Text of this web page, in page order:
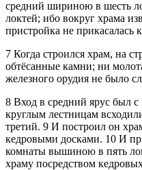
средний шириною в шесть
локтей; ибо вокруг храма
пристройка не прикасалась
7 Когда строился храм, на
обтёсанные камни; ни
железного орудия не было
8 Вход в средний ярус был
круглым лестницам
третий. 9 И построил он
кедровыми досками. 10 И
комнаты вышиною в пять
храму посредством